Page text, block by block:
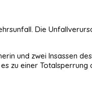
Die
und zwei Insassen
zu einer